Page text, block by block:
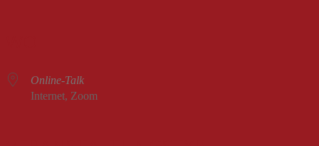
Online-Talk
Internet, Zoom